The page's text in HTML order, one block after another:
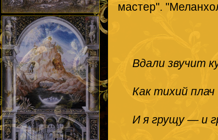
мастер".
Вдали звучит
Как тихий
И я грущу — и